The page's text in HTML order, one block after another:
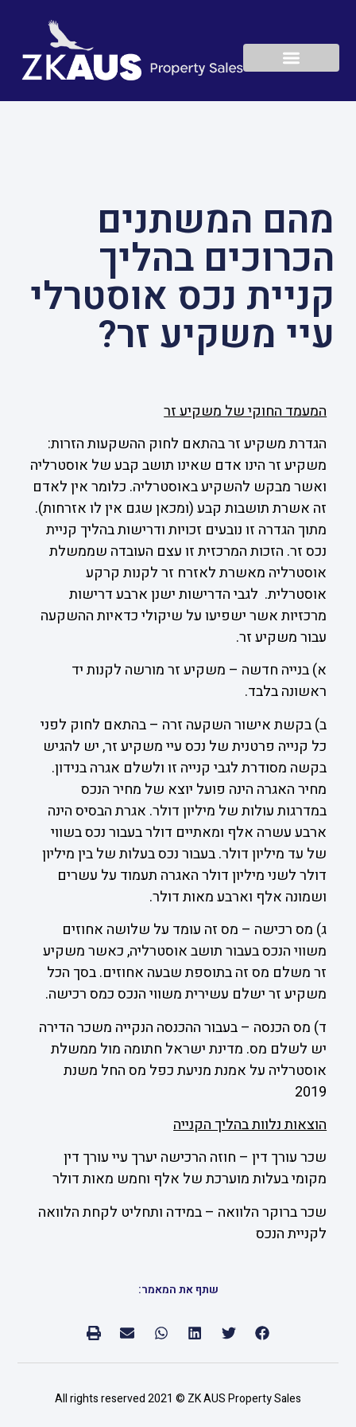
מהם המשתנים
הכרוכים בהליך
קניית נכס אוסטרלי
עיי משקיע זר?
המעמד החוקי של משקיע זר
הגדרת משקיע זר בהתאם לחוק ההשקעות הזרות:
משקיע זר הינו אדם שאינו תושב קבע של אוסטרליה
ואשר מבקש להשקיע באוסטרליה. כלומר אין לאדם
זה אשרת תושבות קבע (ומכאן שגם אין לו אזרחות).
מתוך הגדרה זו נובעים זכויות ודרישות בהליך קניית
נכס זר. הזכות המרכזית זו עצם העובדה שממשלת
אוסטרליה מאשרת לאזרח זר לקנות קרקע
אוסטרלית. לגבי הדרישות ישנן ארבע דרישות
מרכזיות אשר ישפיעו על שיקולי כדאיות ההשקעה
עבור משקיע זר.
א) בנייה חדשה – משקיע זר מורשה לקנות יד
ראשונה בלבד.
ב) בקשת אישור השקעה זרה – בהתאם לחוק לפני
כל קנייה פרטנית של נכס עיי משקיע זר, יש להגיש
בקשה מסודרת לגבי קנייה זו ולשלם אגרה בנידון.
מחיר האגרה הינה פועל יוצא של מחיר הנכס
במדרגות עולות של מיליון דולר. אגרת הבסיס הינה
ארבע עשרה אלף ומאתיים דולר בעבור נכס בשווי
של עד מיליון דולר. בעבור נכס בעלות של בין מיליון
דולר לשני מיליון דולר האגרה תעמוד על עשרים
ושמונה אלף וארבע מאות דולר.
ג) מס רכישה – מס זה עומד על שלושה אחוזים
משווי הנכס בעבור תושב אוסטרליה, כאשר משקיע
זר משלם מס זה בתוספת שבעה אחוזים. בסך הכל
משקיע זר ישלם עשירית משווי הנכס כמס רכישה.
ד) מס הכנסה – בעבור ההכנסה הנקייה משכר הדירה
יש לשלם מס. מדינת ישראל חתומה מול ממשלת
אוסטרליה על אמנת מניעת כפל מס החל משנת
2019
הוצאות נלוות בהליך הקנייה
שכר עורך דין – חוזה הרכישה יערך עיי עורך דין
מקומי בעלות מוערכת של אלף וחמש מאות דולר
שכר ברוקר הלוואה – במידה ותחליט לקחת הלוואה
לקניית הנכס
שתף את המאמר:
All rights reserved 2021 © ZK AUS Property Sales